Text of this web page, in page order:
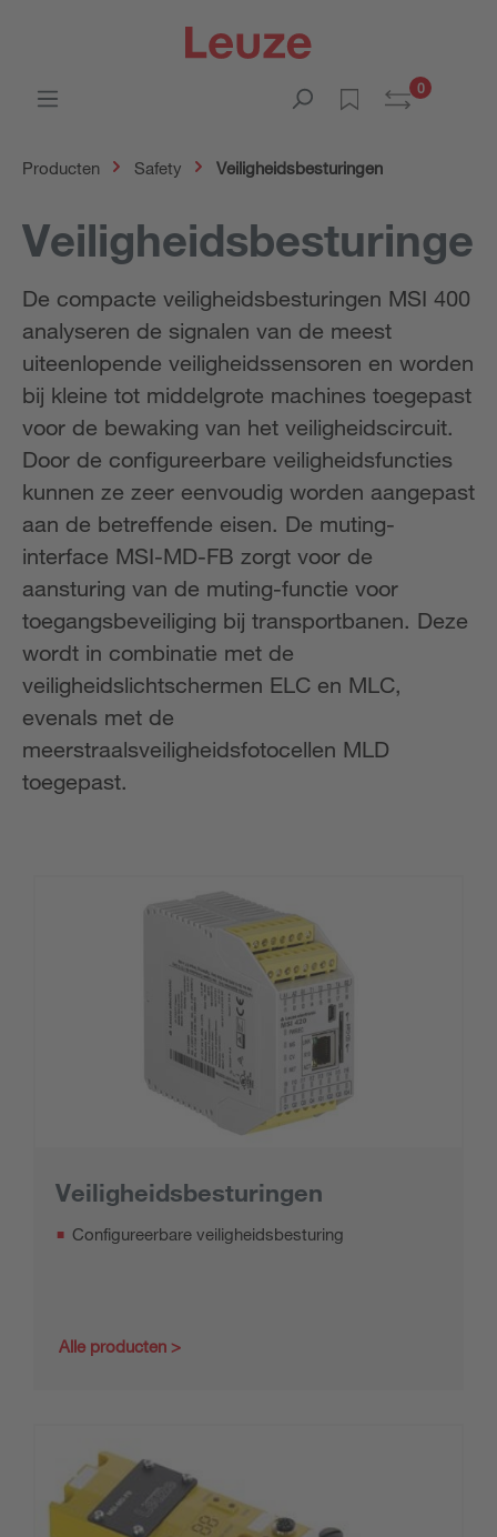
0
Producten Safety Veiligheidsbesturingen
De compacte veiligheidsbesturingen MSI 400
analyseren de signalen van de meest
uiteenlopende veiligheidssensoren en worden
bij kleine tot middelgrote machines toegepast
voor de bewaking van het veiligheidscircuit.
Door de configureerbare veiligheidsfuncties
kunnen ze zeer eenvoudig worden aangepast
aan de betreffende eisen. De muting-
interface MSI-MD-FB zorgt voor de
aansturing van de muting-functie voor
toegangsbeveiliging bij transportbanen. Deze
wordt in combinatie met de
veiligheidslichtschermen ELC en MLC,
evenals met de
meerstraalsveiligheidsfotocellen MLD
toegepast.
Veiligheidsbesturingen
Configureerbare veiligheidsbesturing
Alle producten